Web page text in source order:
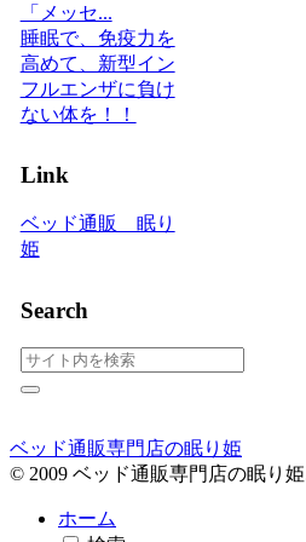
「メッセ...
睡眠で、免疫力を
高めて、新型イン
フルエンザに負け
ない体を！！
Link
ベッド通販 眠り
姫
Search
ベッド通販専門店の眠り姫
© 2009 ベッド通販専門店の眠り
ホーム